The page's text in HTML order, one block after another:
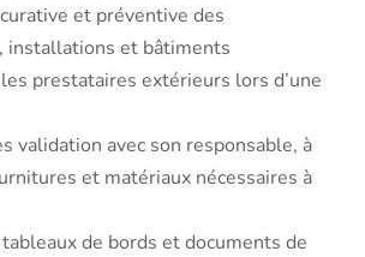
et préventive des
installations et bâtiments
prestataires extérieurs lors d’une
validation avec son responsable, à
et matériaux nécessaires à
de bords et documents de